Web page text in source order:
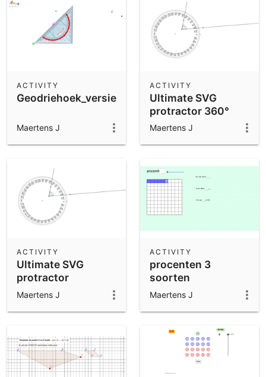
Geodriehoek_versie1
ACTIVITY
Maertens J
Ultimate SVG
protractor 360°
ACTIVITY
Maertens J
Ultimate SVG
protractor
ACTIVITY
Maertens J
procenten 3
soorten
ACTIVITY
Maertens J